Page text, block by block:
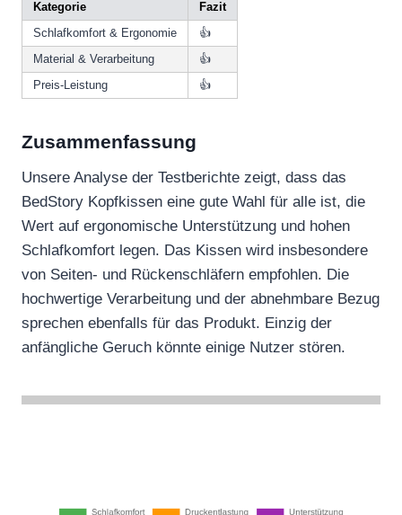
Kategorie
Fazit
Schlafkomfort & Ergonomie
👍
Material & Verarbeitung
👍
Preis-Leistung
👍
Zusammenfassung
Unsere Analyse der Testberichte zeigt, dass das
BedStory Kopfkissen eine gute Wahl für alle ist, die
Wert auf ergonomische Unterstützung und hohen
Schlafkomfort legen. Das Kissen wird insbesondere
von Seiten- und Rückenschläfern empfohlen. Die
hochwertige Verarbeitung und der abnehmbare Bezug
sprechen ebenfalls für das Produkt. Einzig der
anfängliche Geruch könnte einige Nutzer stören.